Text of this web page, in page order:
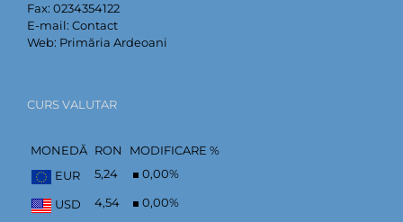
Fax: 0234354122
E-mail: Contact
Web: Primăria Ardeoani
CURS VALUTAR
MONEDĂ RON
MODIFICARE %
EUR
5,24 0,00%
USD 4,54 0,00%